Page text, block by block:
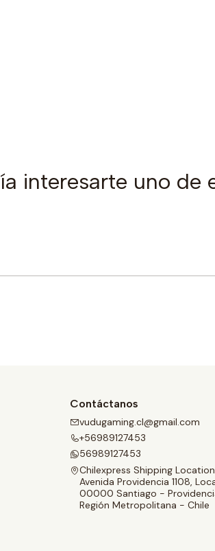
interesarte uno de
Contáctanos
vudugaming.cl@gmail.com
+56989127453
56989127453
Chilexpress Shipping Location
Avenida Providencia 1108,
00000 Santiago -
Región Metropolitana - Chile